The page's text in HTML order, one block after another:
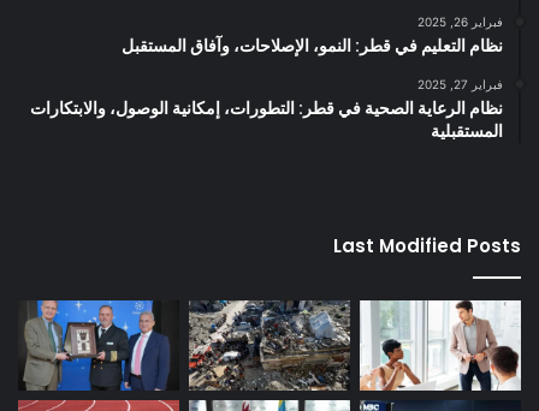
فبراير 26, 2025
نظام التعليم في قطر: النمو، الإصلاحات، وآفاق المستقبل
فبراير 27, 2025
نظام الرعاية الصحية في قطر: التطورات، إمكانية الوصول، والابتكارات
المستقبلية
Last Modified Posts